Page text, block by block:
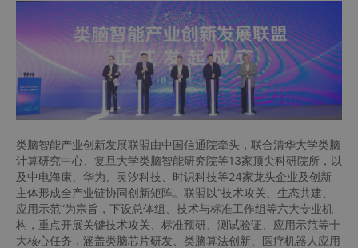
类脑智能产业创新发展联盟由中国信通院牵头，联合清华大学类脑
计算研究中心、复旦大学类脑智能研究院等13家顶尖科研院所，以
及中电海康、华为、灵汐科技、时识科技等24家龙头企业及创新
主体形成全产业链协同创新矩阵。联盟以“技术攻关、生态共建、
应用示范”为宗旨，下设总体组、技术与标准工作组等六大专业机
构，重点开展关键技术攻关、标准预研、测试验证、应用示范等十
大核心任务，涵盖类脑芯片研发、类脑算法创新、医疗机器人应用